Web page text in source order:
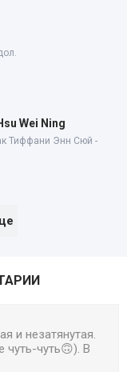
Wei Ning
Тиффани Энн Сюй -
и незатянутая.
чуть-чуть🙃). В